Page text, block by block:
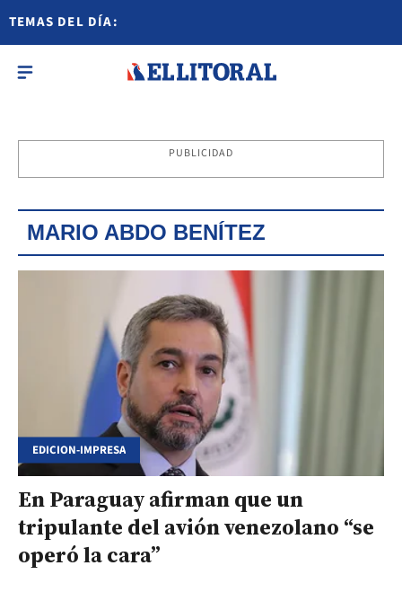
TEMAS DEL DÍA:
PUBLICIDAD
MARIO ABDO BENÍTEZ
EDICION-IMPRESA
En Paraguay afirman que un
tripulante del avión venezolano “se
operó la cara”